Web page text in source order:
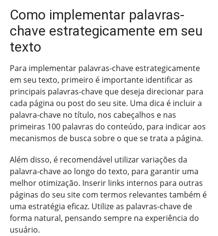
Como implementar palavras-
chave estrategicamente em seu
texto
Para implementar palavras-chave estrategicamente
em seu texto, primeiro é importante identificar as
principais palavras-chave que deseja direcionar para
cada página ou post do seu site. Uma dica é incluir a
palavra-chave no título, nos cabeçalhos e nas
primeiras 100 palavras do conteúdo, para indicar aos
mecanismos de busca sobre o que se trata a página.
Além disso, é recomendável utilizar variações da
palavra-chave ao longo do texto, para garantir uma
melhor otimização. Inserir links internos para outras
páginas do seu site com termos relevantes também é
uma estratégia eficaz. Utilize as palavras-chave de
forma natural, pensando sempre na experiência do
usuário.